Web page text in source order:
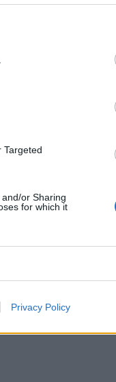
Targeted
or Sharing
for which it
Privacy Policy
έναν σύλλογο.
γυρίσει αμέσως
του με
τη γνώμη
τον ρόλο
στη δίκη,
όπως
γύρω
ευρύτερες
τον
χρήσης